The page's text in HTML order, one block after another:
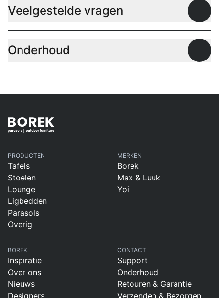
Veelgestelde vragen
Onderhoud
PRODUCTEN
Tafels
Stoelen
Lounge
Ligbedden
Parasols
Overig
MERKEN
Borek
Max & Luuk
Yoi
BOREK
Inspiratie
Over ons
Nieuws
Designers
CONTACT
Support
Onderhoud
Retouren & Garantie
Verzenden & Bezorgen